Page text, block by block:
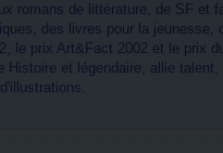
romans de littérature, de SF et
des livres pour la jeunesse,
le prix Art&Fact 2002 et le prix
et légendaire, allie